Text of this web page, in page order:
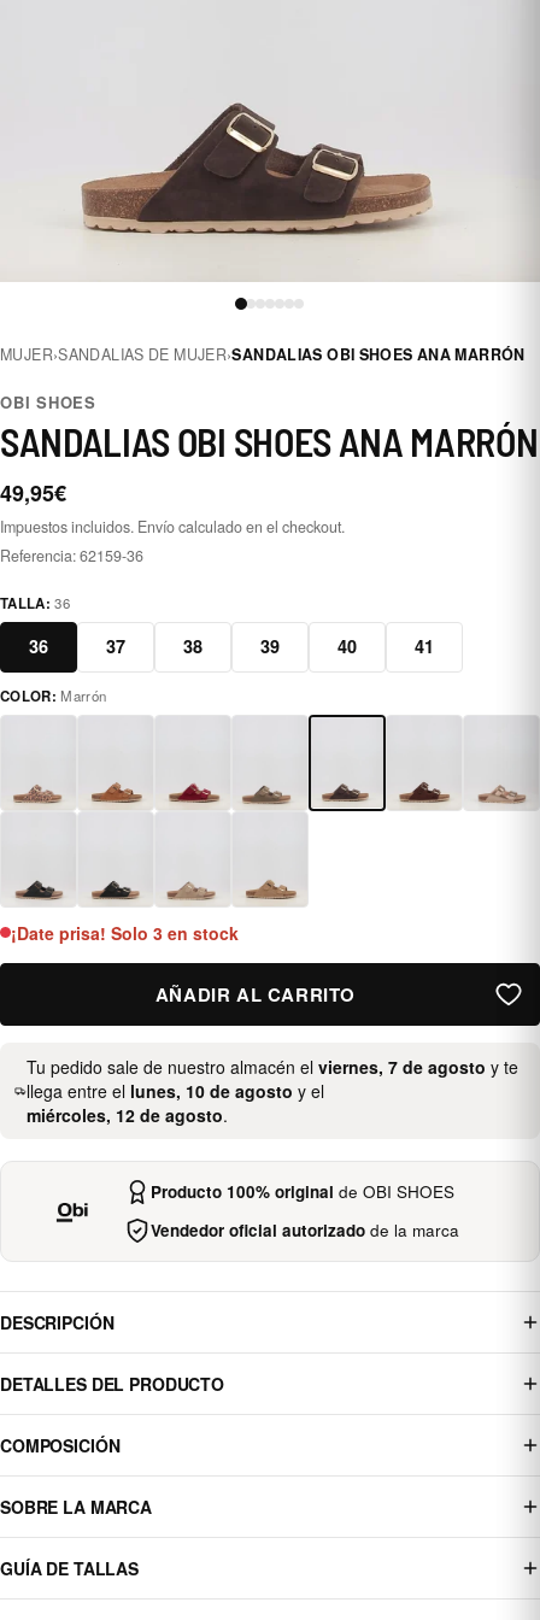
MUJER›SANDALIAS DE MUJER›SANDALIAS OBI SHOES ANA MARRÓN
OBI SHOES
SANDALIAS OBI SHOES ANA MARRÓN
49,95€
Impuestos incluidos. Envío calculado en el checkout.
Referencia:62159-36
TALLA:36
36 37 38 39 40 41
marrón
COLOR: Marrón
¡Date prisa! Solo 3 en stock
AÑADIR AL CARRITO
Tu pedido sale de nuestro almacén el viernes, 7 de agosto y te
llega entre el lunes, 10 de agosto y el
miércoles, 12 de agosto.
Producto 100% original de OBI SHOES
Vendedor oficial autorizadode la marca
DESCRIPCIÓN
DETALLES DEL PRODUCTO
COMPOSICIÓN
SOBRE LA MARCA
GUÍA DE TALLAS